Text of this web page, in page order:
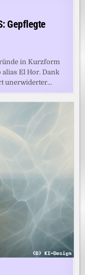
Gepflegte
in Kurzform
alias El Hor. Dank
unerwiderter…